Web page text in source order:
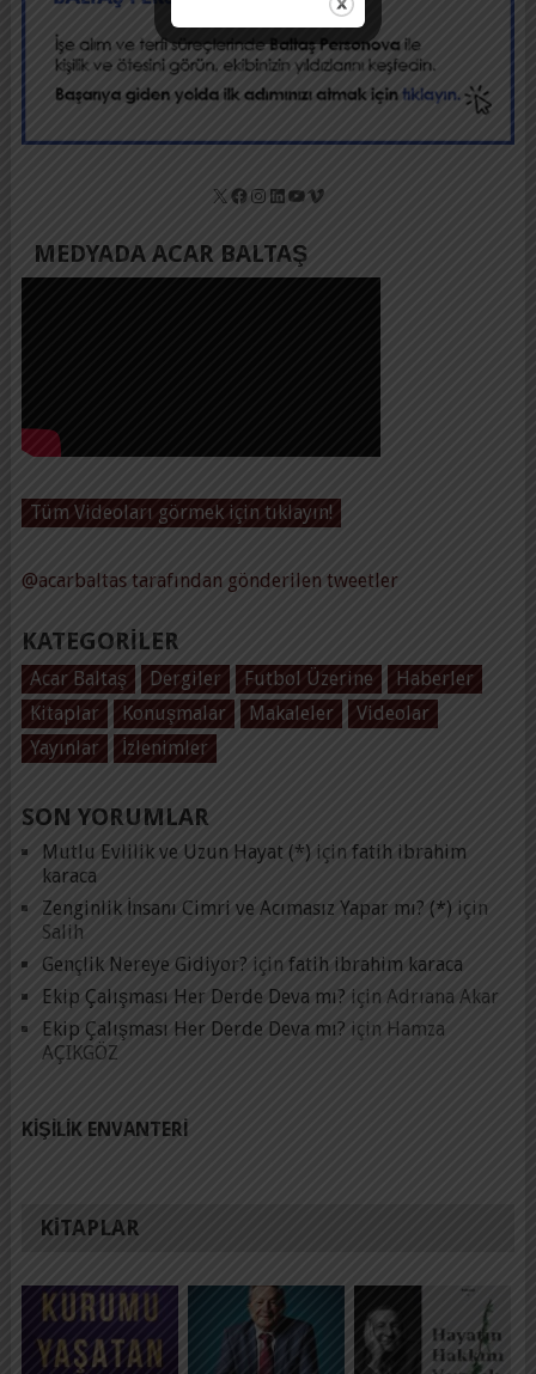
X Facebook
Instagram
LinkedIn
YouTube
Vimeo
MEDYADA ACAR BALTAŞ
Tüm Videoları görmek için tıklayın!
@acarbaltas tarafından gönderilen tweetler
KATEGORILER
Acar Baltaş Dergiler Futbol Üzerine
Haberler
Kitaplar
Konuşmalar Makaleler
Videolar
Yayınlar
İzlenimler
SON YORUMLAR
Mutlu Evlilik ve Uzun Hayat (*) için fatih ibrahim
karaca
Zenginlik İnsanı Cimri ve Acımasız Yapar mı? (*) için
Salih
Gençlik Nereye Gidiyor? için fatih ibrahim karaca
Ekip Çalışması Her Derde Deva mı? için Adrıana Akar
Ekip Çalışması Her Derde Deva mı? için Hamza
AÇIKGÖZ
KIŞILIK ENVANTERI
KITAPLAR